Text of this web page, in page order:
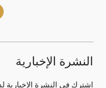
النشرة الإخبارية
اشترك في النشرة